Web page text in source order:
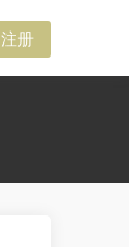
注册